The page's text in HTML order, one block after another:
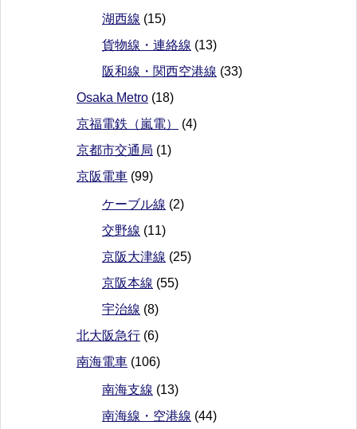
湖西線 (15)
貨物線・連絡線 (13)
阪和線・関西空港線 (33)
Osaka Metro (18)
京福電鉄（嵐電）
(4)
京都市交通局 (1)
京阪電車 (99)
ケーブル線 (2)
交野線 (11)
京阪大津線 (25)
京阪本線 (55)
宇治線 (8)
北大阪急行 (6)
南海電車 (106)
南海支線 (13)
南海線・空港線 (44)